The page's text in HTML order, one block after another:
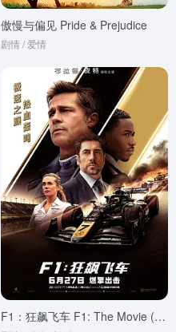
傲慢与偏见 Pride & Prejudice
剧情 / 爱情
F1：狂飙飞车 F1: The Movie (2025)